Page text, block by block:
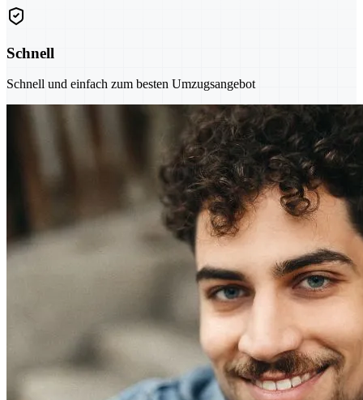
Schnell
Schnell und einfach zum besten Umzugsangebot